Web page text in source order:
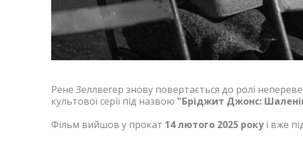
Рене Зеллвегер знову повертається до ролі
культової серії під назвою "Бріджит Джонс:
Фільм вийшов у прокат 14 лютого 2025 рокуі вже